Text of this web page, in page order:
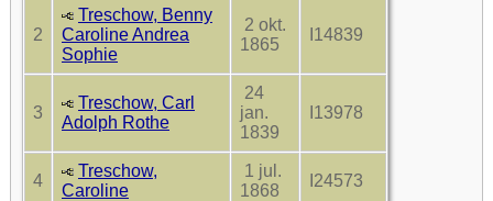
2
Treschow, Benny
Caroline Andrea
Sophie
2 okt.
1865
I14839
3
Treschow, Carl
Adolph Rothe
24
jan.
1839
I13978
4
Treschow,
Caroline
1 jul.
1868
I24573